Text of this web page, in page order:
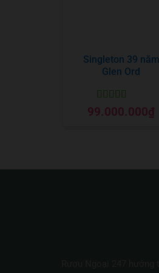
Singleton 39 năm
Glen Ord
Được xếp
hạng 5 5 sao
99.000.000₫